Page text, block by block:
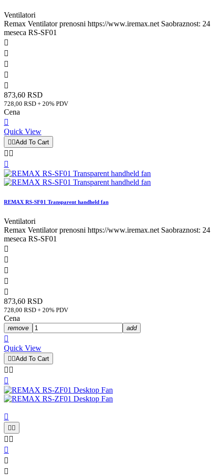
Ventilatori
Remax Ventilator prenosni https://www.iremax.net Saobraznost: 24
meseca RS-SF01





873,60 RSD
728,00 RSD + 20% PDV
Cena

Quick View
 Add To Cart
 

REMAX RS-SF01 Transparent handheld fan
Ventilatori
Remax Ventilator prenosni https://www.iremax.net Saobraznost: 24
meseca RS-SF01





873,60 RSD
728,00 RSD + 20% PDV
Cena
remove add

Quick View
 Add To Cart
 


 
 


